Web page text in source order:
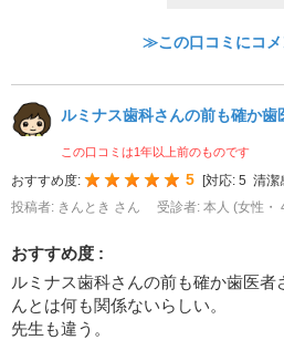
≫この口コミにコメ
ルミナス歯科さんの前も確か歯
この口コミは1年以上前のものです
おすすめ度: 5 [対応: 5 清潔
投稿者: きんとき さん
受診者: 本人 (女性・
おすすめ度 :
ルミナス歯科さんの前も確か歯医者
んとは何も関係ないらしい。
先生も違う。